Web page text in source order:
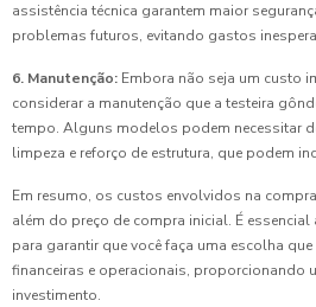
assistência técnica garantem maior
problemas futuros, evitando gastos
6. Manutenção: Embora não seja um custo
considerar a manutenção que a testeira
tempo. Alguns modelos podem necessitar
limpeza e reforço de estrutura, que podem
Em resumo, os custos envolvidos na
além do preço de compra inicial. É
para garantir que você faça uma escolha
financeiras e operacionais, proporcionando
investimento.